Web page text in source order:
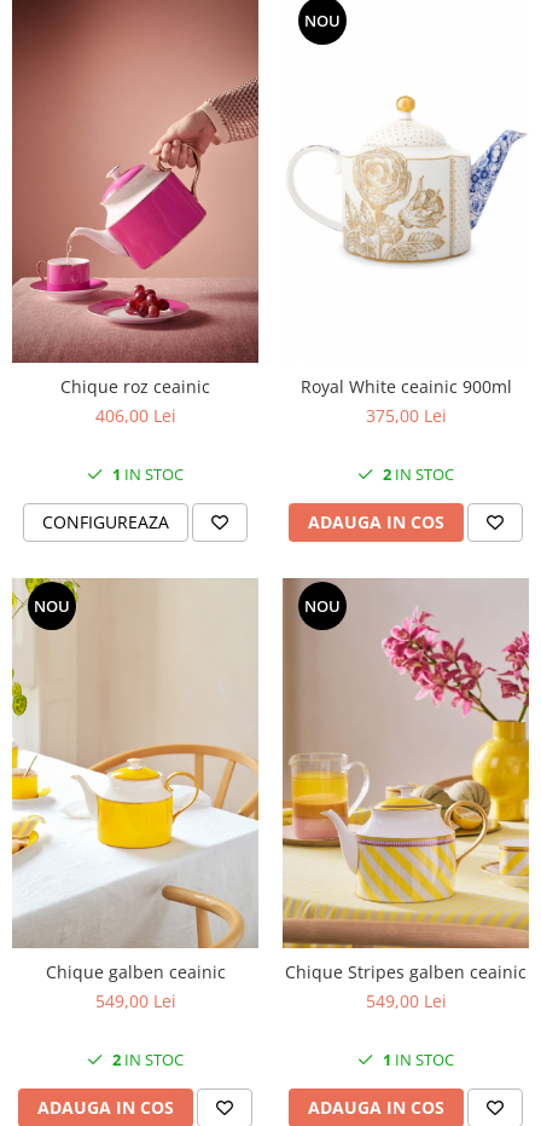
Chique roz ceainic
406,00 Lei
1 IN STOC
CONFIGUREAZA
NOU
Royal White ceainic 900ml
375,00 Lei
2 IN STOC
ADAUGA IN COS
NOU
Chique galben ceainic
549,00 Lei
2 IN STOC
ADAUGA IN COS
NOU
Chique Stripes galben ceainic
549,00 Lei
1 IN STOC
ADAUGA IN COS